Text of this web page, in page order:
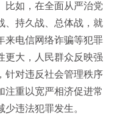
比如，在全面从严治党
、持久战、总体战，就
来电信网络诈骗等犯罪
更大，人民群众反映强
针对违反社会管理秩序
注重以宽严相济促进常
违法犯罪发生。